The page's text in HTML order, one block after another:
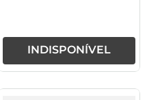
INDISPONÍVEL